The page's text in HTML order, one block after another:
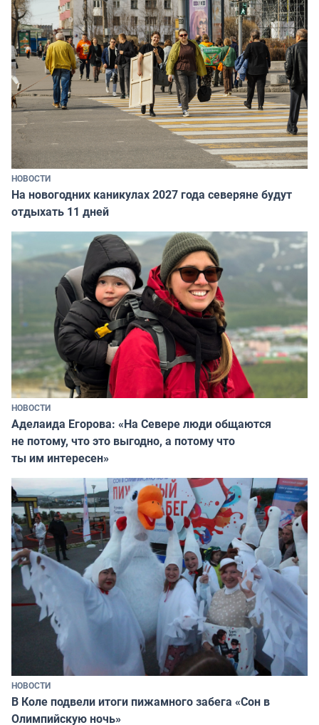
НОВОСТИ
На новогодних каникулах 2027 года северяне будут
отдыхать 11 дней
НОВОСТИ
Аделаида Егорова: «На Севере люди общаются
не потому, что это выгодно, а потому что
ты им интересен»
НОВОСТИ
В Коле подвели итоги пижамного забега «Сон в
Олимпийскую ночь»